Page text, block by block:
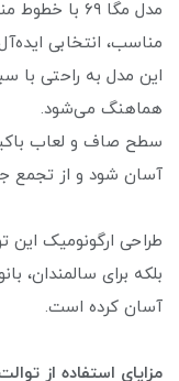
مدل مگا ۶۹
مناسب، انتخابی
این مدل به راحتی با
هماهنگ می‌شود.
سطح صاف و لعاب
آسان شود و از تجمع
طراحی ارگونومیک این
بلکه برای سالمندان،
آسان کرده است.
مزایای استفاده از